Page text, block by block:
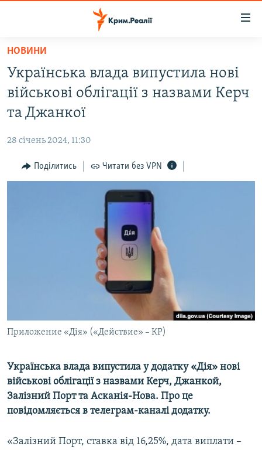
Перейти
основного
матеріалу
Перейти
до
основної
Перейти
до
ВОДА.КРИМ
ВІДЕО ТА ФОТО
БЛОГИ
ПОГЛЯД
ВІДЕОУРОКИ «ELIFBE»
УКРАЇНСЬКА ПРОБЛЕМА КРИМУ
ІНФОГРАФІКА
ЯК ОБІЙТИ БЛОКУВАННЯ
ДОЛУЧАЙСЯ!
Усі сайти RFE/RL
НОВИНИ
Українська влада випустила нові
військові облігації з назвами Керч
та Джанкої
28 січень 2024, 11:30
Поділитись Читати без VPN
Приложение «Дія» («Действие» – КР)
Українська влада випустила у додатку «Дія» нові
військові облігації з назвами Керч, Джанкой,
Залізний Порт та Асканія-Нова. Про це
повідомляється в телеграм-каналі додатку.
«Залізний Порт, ставка від 16,25%, дата виплати –